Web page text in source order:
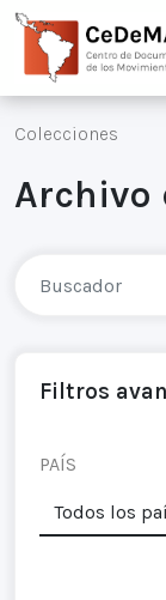
Colecciones
Archivo
Filtros
PAÍS